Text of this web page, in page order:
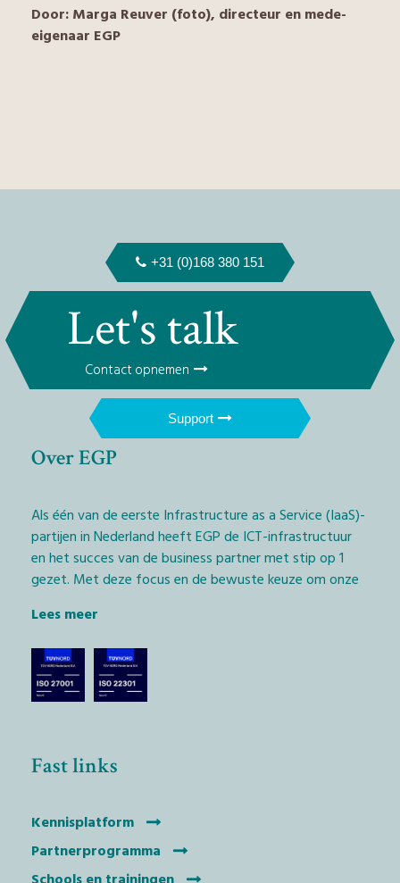
Door: Marga Reuver (foto), directeur en mede-
eigenaar EGP
+31 (0)168 380 151
Let's talk
Contact opnemen
Support
Over EGP
Als één van de eerste Infrastructure as a Service (IaaS)-
partijen in Nederland heeft EGP de ICT-infrastructuur
en het succes van de business partner met stip op 1
gezet. Met deze focus en de bewuste keuze om onze
geven wij Managed Service Providers (MSP’s) en
softwarebedrijven (ISV’s) de kans daadwerkelijk het
verschil te maken.
De technologische keuze die we hierbij hebben
Alleen op deze wijze houdt iedereen controle over
Nederlandse en Europese wetgeving.
EGP is de handelsnaam van Espresso Gridpoint bv.
Lees meer
Fast links
Kennisplatform
Partnerprogramma